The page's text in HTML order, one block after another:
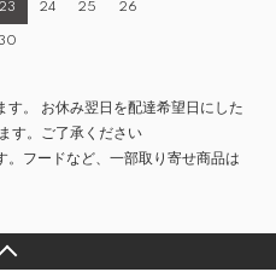
23 24 25 26
。 お休み翌日を配達希望日にした
す。ご了承ください
フードなど、一部取り寄せ商品は